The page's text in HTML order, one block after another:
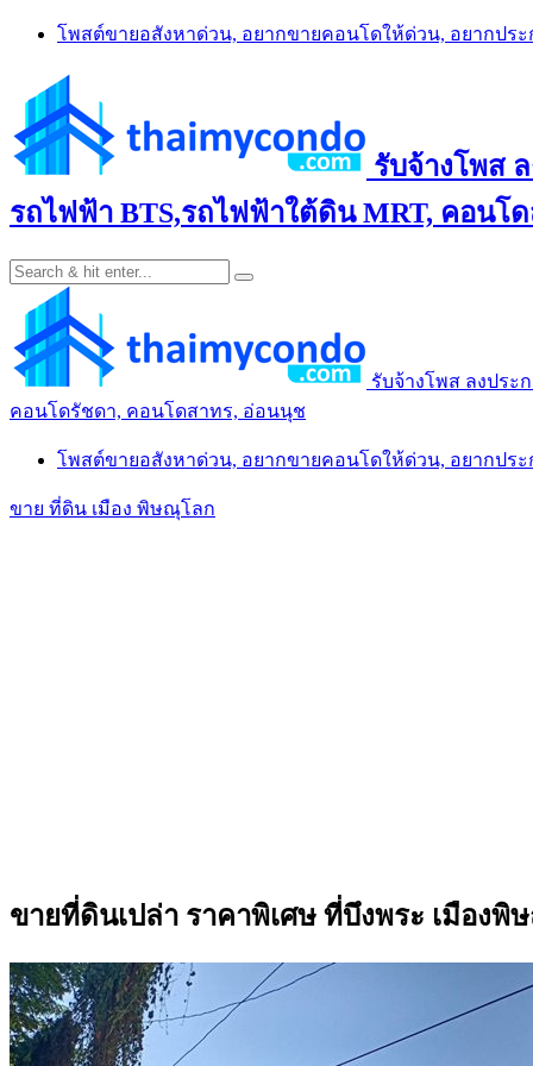
Skip
โพสต์ขายอสังหาด่วน, อยากขายคอนโดให้ด่วน, อยากปร
รับจ้างโพส
รถไฟฟ้า BTS,รถไฟฟ้าใต้ดิน MRT, คอน
รับจ้างโพส ลงประ
คอนโดรัชดา, คอนโดสาทร, อ่อนนุช
โพสต์ขายอสังหาด่วน, อยากขายคอนโดให้ด่วน, อยากปร
ขาย ที่ดิน เมือง พิษณุโลก
ขายที่ดินเปล่า ราคาพิเศษ ที่บึงพระ เมืองพิ